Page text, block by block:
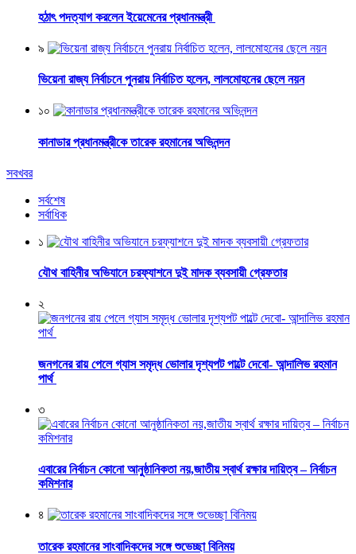
হঠাৎ পদত্যাগ করলেন ইয়েমেনের প্রধানমন্ত্রী
৯
ভিয়েনা রাজ্য নির্বাচনে পুনরায় নির্বাচিত হলেন, লালমোহনের ছেলে নয়ন
১০
কানাডার প্রধানমন্ত্রীকে তারেক রহমানের অভিনন্দন
সবখবর
সর্বশেষ
সর্বাধিক
১
যৌথ বাহিনীর অভিযানে চরফ্যাশনে দুই মাদক ব্যবসায়ী গ্রেফতার
২
জনগনের রায় পেলে গ্যাস সমৃদ্ধ ভোলার দৃশ্যপট পাল্টে দেবো- আন্দালিভ রহমান
পার্থ
৩
এবারের নির্বাচন কোনো আনুষ্ঠানিকতা নয়,জাতীয় স্বার্থ রক্ষার দায়িত্ব – নির্বাচন
কমিশনার
৪
তারেক রহমানের সাংবাদিকদের সঙ্গে শুভেচ্ছা বিনিময়